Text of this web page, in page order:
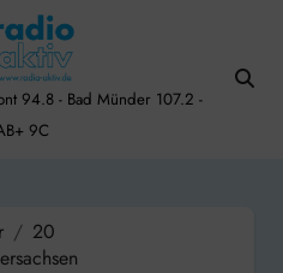
94.8 - Bad Münder 107.2 -
9C
20